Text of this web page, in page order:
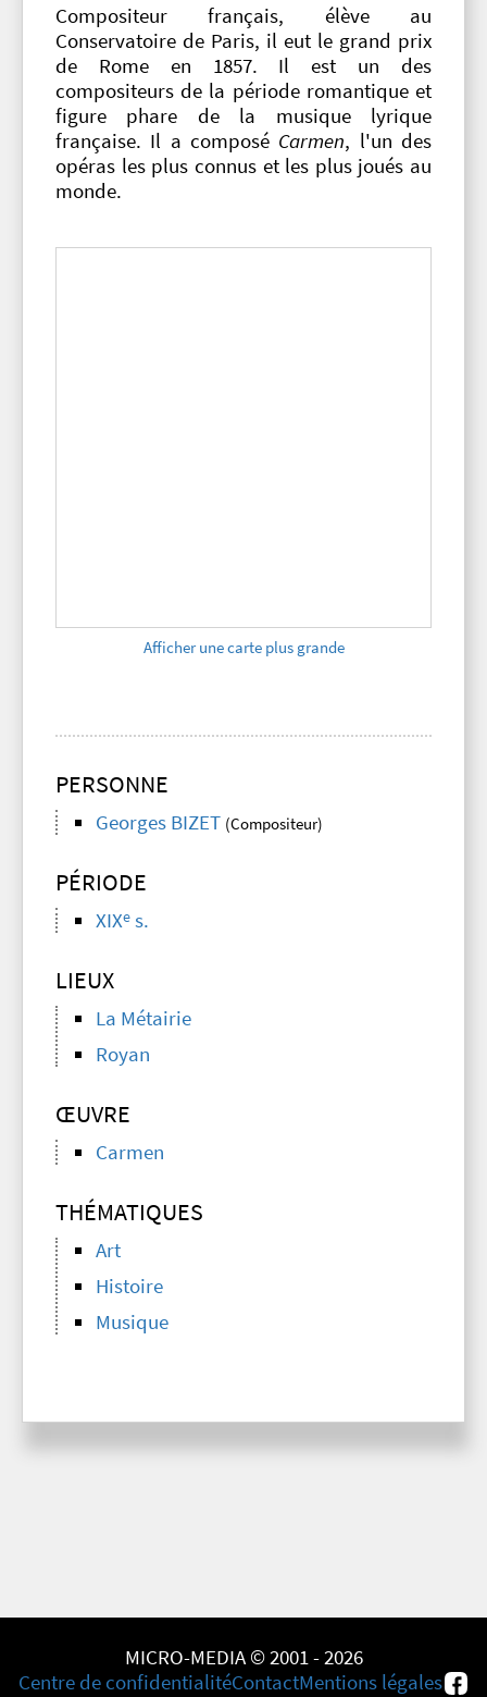
Compositeur français, élève au
Conservatoire de Paris, il eut le grand prix
de Rome en 1857. Il est un des
compositeurs de la période romantique et
figure phare de la musique lyrique
française. Il a composé Carmen, l'un des
opéras les plus connus et les plus joués au
monde.
Afficher une carte plus grande
PERSONNE
Georges BIZET (Compositeur)
PÉRIODE
XIXe s.
LIEUX
La Métairie
Royan
ŒUVRE
Carmen
THÉMATIQUES
Art
Histoire
Musique
MICRO-MEDIA © 2001 - 2026
Centre de confidentialitéContactMentions légales